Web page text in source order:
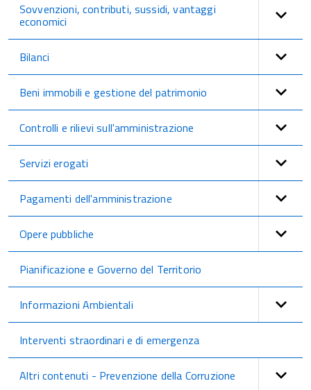
Sovvenzioni, contributi, sussidi, vantaggi
economici
Bilanci
Beni immobili e gestione del patrimonio
Controlli e rilievi sull'amministrazione
Servizi erogati
Pagamenti dell'amministrazione
Opere pubbliche
Pianificazione e Governo del Territorio
Informazioni Ambientali
Interventi straordinari e di emergenza
Altri contenuti - Prevenzione della Corruzione